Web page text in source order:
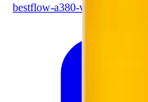
bestflow-a380-vi.pdf